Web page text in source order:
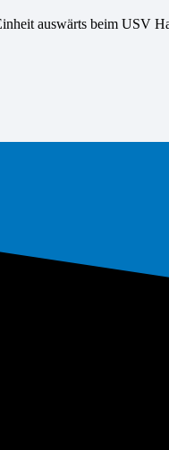
auswärts beim USV